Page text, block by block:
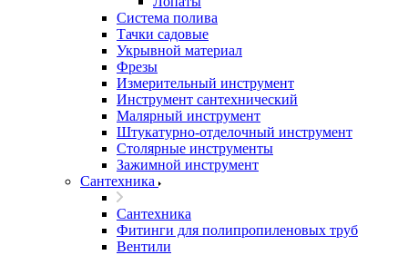
Система полива
Тачки садовые
Укрывной материал
Фрезы
Измерительный инструмент
Инструмент сантехнический
Малярный инструмент
Штукатурно-отделочный инструмент
Cтолярные инструменты
Зажимной инструмент
Сантехника
Сантехника
Фитинги для полипропиленовых труб
Вентили